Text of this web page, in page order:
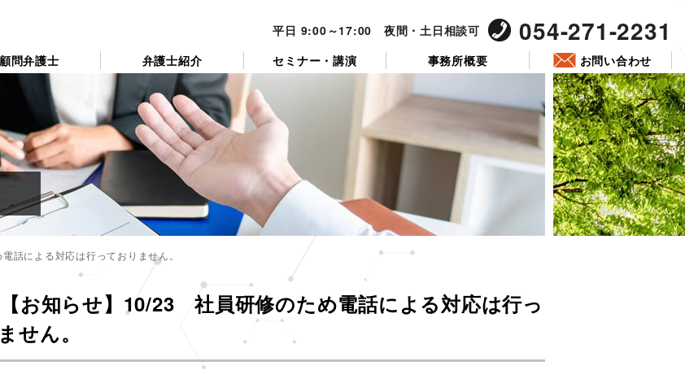
平日 9:00～17:00 夜間・土日相談可 054-271-2231
顧問弁護士 弁護士紹介 セミナー・講演 事務所概要 お問い合わせ
話による対応は行っておりません。
【お知らせ】10/23 社員研修のため電話による対応は行っ
せん。
日: